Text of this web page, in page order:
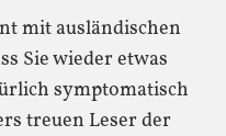
mit ausländischen
Sie wieder etwas
symptomatisch
treuen Leser der